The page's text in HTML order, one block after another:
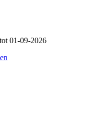
01-09-2026